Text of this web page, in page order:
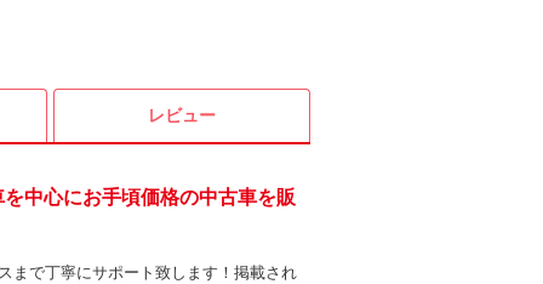
レビュー
中心にお手頃価格の中古車を販
まで丁寧にサポート致します！掲載され